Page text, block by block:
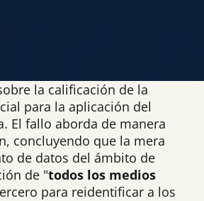
la calificación de la
para la aplicación del
El fallo aborda de manera
concluyendo que la mera
de datos del ámbito de
de "todos los medios
para reidentificar a los